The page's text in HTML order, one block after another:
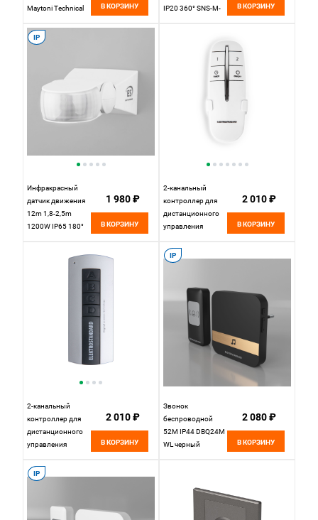
Maytoni Technical
В КОРЗИНУ
IP20 360° SNS-M-
В КОРЗИНУ
IP
Инфракрасный
датчик движения
12m 1,8-2,5m
1200W IP65 180°
1 980 ₽
В КОРЗИНУ
2-канальный
контроллер для
дистанционного
управления
16002/02
Elektrostandard
2 010 ₽
В КОРЗИНУ
2-канальный
контроллер для
дистанционного
управления
Elektrostandard
2 010 ₽
В КОРЗИНУ
IP
Звонок
беспроводной
52M IP44 DBQ24M
WL черный
2 080 ₽
В КОРЗИНУ
IP